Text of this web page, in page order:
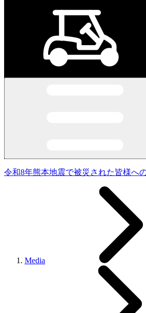
令和8年熊本地震で被災された皆様へ
Media